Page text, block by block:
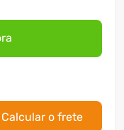
Calcular o frete